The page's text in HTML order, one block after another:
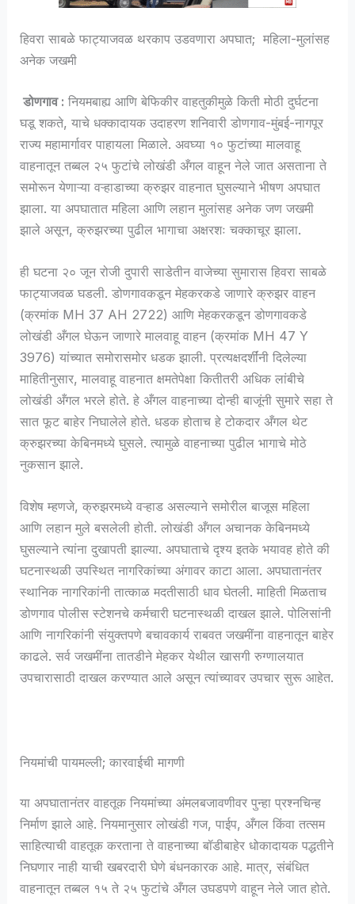
हिवरा साबळे फाट्याजवळ थरकाप उडवणारा अपघात; महिला-मुलांसह
अनेक जखमी
डोणगाव : नियमबाह्य आणि बेफिकीर वाहतुकीमुळे किती मोठी दुर्घटना
घडू शकते, याचे धक्कादायक उदाहरण शनिवारी डोणगाव-मुंबई-नागपूर
राज्य महामार्गावर पाहायला मिळाले. अवघ्या १० फुटांच्या मालवाहू
वाहनातून तब्बल २५ फुटांचे लोखंडी अँगल वाहून नेले जात असताना ते
समोरून येणाऱ्या वऱ्हाडाच्या क्रुझर वाहनात घुसल्याने भीषण अपघात
झाला. या अपघातात महिला आणि लहान मुलांसह अनेक जण जखमी
झाले असून, क्रुझरच्या पुढील भागाचा अक्षरशः चक्काचूर झाला.
ही घटना २० जून रोजी दुपारी साडेतीन वाजेच्या सुमारास हिवरा साबळे
फाट्याजवळ घडली. डोणगावकडून मेहकरकडे जाणारे क्रुझर वाहन
(क्रमांक MH 37 AH 2722) आणि मेहकरकडून डोणगावकडे
लोखंडी अँगल घेऊन जाणारे मालवाहू वाहन (क्रमांक MH 47 Y
3976) यांच्यात समोरासमोर धडक झाली. प्रत्यक्षदर्शींनी दिलेल्या
माहितीनुसार, मालवाहू वाहनात क्षमतेपेक्षा कितीतरी अधिक लांबीचे
लोखंडी अँगल भरले होते. हे अँगल वाहनाच्या दोन्ही बाजूंनी सुमारे सहा ते
सात फूट बाहेर निघालेले होते. धडक होताच हे टोकदार अँगल थेट
क्रुझरच्या केबिनमध्ये घुसले. त्यामुळे वाहनाच्या पुढील भागाचे मोठे
नुकसान झाले.
विशेष म्हणजे, क्रुझरमध्ये वऱ्हाड असल्याने समोरील बाजूस महिला
आणि लहान मुले बसलेली होती. लोखंडी अँगल अचानक केबिनमध्ये
घुसल्याने त्यांना दुखापती झाल्या. अपघाताचे दृश्य इतके भयावह होते की
घटनास्थळी उपस्थित नागरिकांच्या अंगावर काटा आला. अपघातानंतर
स्थानिक नागरिकांनी तात्काळ मदतीसाठी धाव घेतली. माहिती मिळताच
डोणगाव पोलीस स्टेशनचे कर्मचारी घटनास्थळी दाखल झाले. पोलिसांनी
आणि नागरिकांनी संयुक्तपणे बचावकार्य राबवत जखमींना वाहनातून बाहेर
काढले. सर्व जखमींना तातडीने मेहकर येथील खासगी रुग्णालयात
उपचारासाठी दाखल करण्यात आले असून त्यांच्यावर उपचार सुरू आहेत.
नियमांची पायमल्ली; कारवाईची मागणी
या अपघातानंतर वाहतूक नियमांच्या अंमलबजावणीवर पुन्हा प्रश्नचिन्ह
निर्माण झाले आहे. नियमानुसार लोखंडी गज, पाईप, अँगल किंवा तत्सम
साहित्याची वाहतूक करताना ते वाहनाच्या बॉडीबाहेर धोकादायक पद्धतीने
निघणार नाही याची खबरदारी घेणे बंधनकारक आहे. मात्र, संबंधित
वाहनातून तब्बल १५ ते २५ फुटांचे अँगल उघडपणे वाहून नेले जात होते.